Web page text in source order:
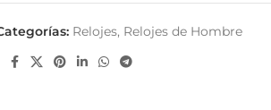
Relojes, Relojes de Hombre